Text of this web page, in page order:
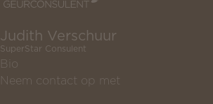
Judith Verschuur
SuperStar Consulent
Bio
Neem contact op met